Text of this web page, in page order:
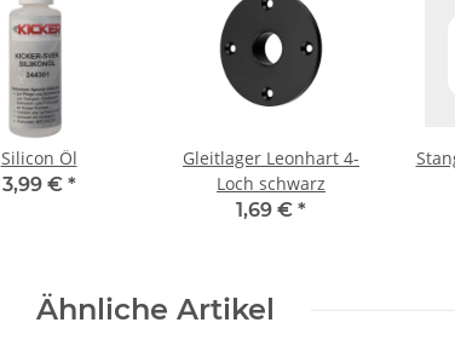
Silicon Öl
3,99 € *
Gleitlager Leonhart 4-
Loch schwarz
1,69 € *
Ähnliche Artikel